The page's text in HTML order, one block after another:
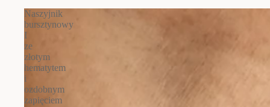
Naszyjnik
bursztynowy
I
ze
złotym
hematytem
i
ozdobnym
zapięciem